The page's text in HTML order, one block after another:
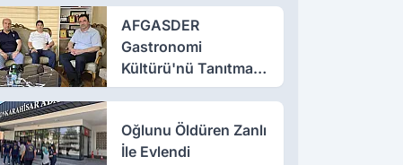
AFGASDER
Gastronomi
Kültürü'nü Tanıtmak
İçin Çalışıyor
Oğlunu Öldüren Zanlı
İle Evlendi